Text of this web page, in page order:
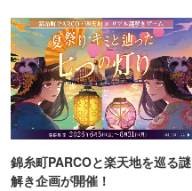
錦糸町PARCOと楽天地を巡る謎
解き企画が開催！